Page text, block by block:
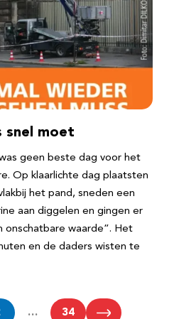
snel moet
geen beste dag voor het
Op klaarlichte dag plaatsten
het pand, sneden een
aan diggelen en gingen er
onschatbare waarde”. Het
en de daders wisten te
… 34